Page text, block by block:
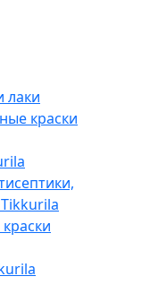
лаки
краски